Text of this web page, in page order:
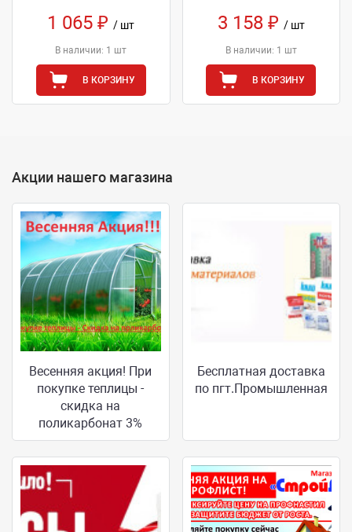
1 065 ₽/ шт
В наличии: 1 шт
В КОРЗИНУ
3 158 ₽ / шт
В наличии: 1 шт
В КОРЗИНУ
Акции нашего магазина
Весенняя акция! При
покупке теплицы -
скидка на
поликарбонат 3%
Бесплатная доставка
по пгт.Промышленная